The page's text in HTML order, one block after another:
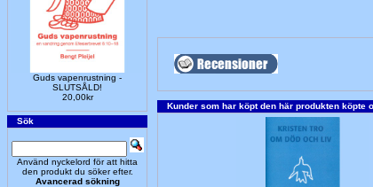
Guds vapenrustning -
SLUTSÅLD!
20,00kr
Sök
Använd nyckelord för att hitta
den produkt du söker efter.
Avancerad sökning
Kunder som har köpt den här produkten köpte